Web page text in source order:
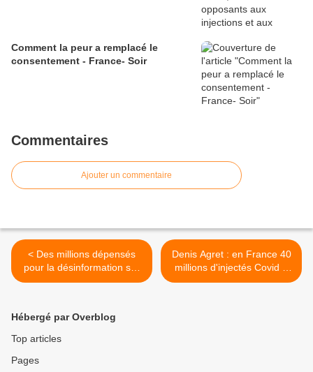
Comment la peur a remplacé le
consentement - France- Soir
Commentaires
Ajouter un commentaire
< Des millions dépensés
pour la désinformation sur
les réseaux sociaux
Denis Agret : en France 40
millions d'injectés Covid 3
doses >
Hébergé par Overblog
Top articles
Pages